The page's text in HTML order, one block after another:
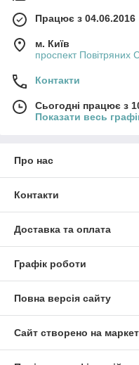
Працює з 04.06.2016
м. Київ
проспект Повітряних
Контакти
Сьогодні працює з
Показати весь
Про нас
Контакти
Доставка та оплата
Графік роботи
Повна версія сайту
Сайт створено на